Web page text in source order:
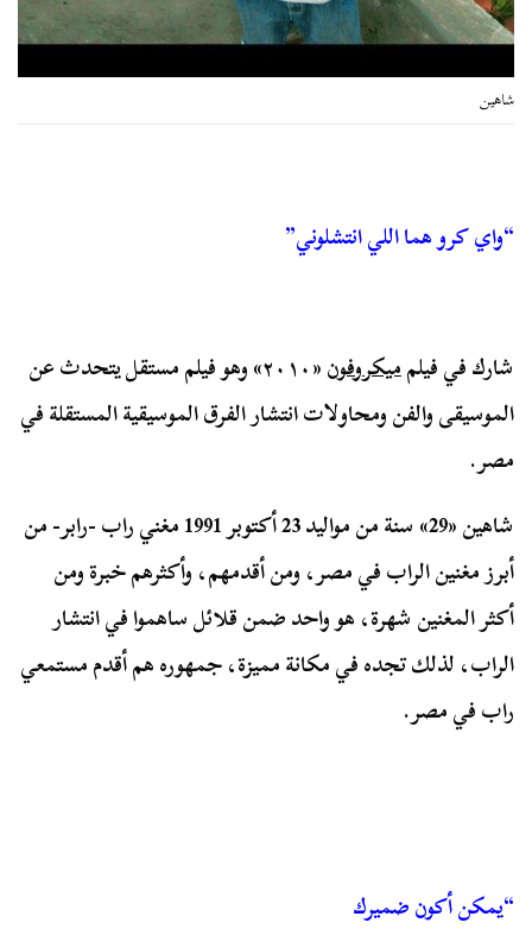
شاهين
“واي كرو هما اللي انتشلوني”
شارك في فيلمميكروفون
«٢٠١٠» وهو فيلم مستقل يتحدث عن
الموسيقى والفن ومحاولات انتشار الفرق الموسيقية المستقلة في
مصر.
شاهين «29» سنة من مواليد 23 أكتوبر 1991 مغني راب -رابر- من
أبرز مغنين الراب في مصر، ومن أقدمهم، وأكثرهم خبرة ومن
أكثر المغنين شهرة، هو واحد ضمن قلائل ساهموا في انتشار
الراب، لذلك تجده في مكانة مميزة، جمهوره هم أقدم مستمعي
راب في مصر.
“يمكن أكون ضميرك